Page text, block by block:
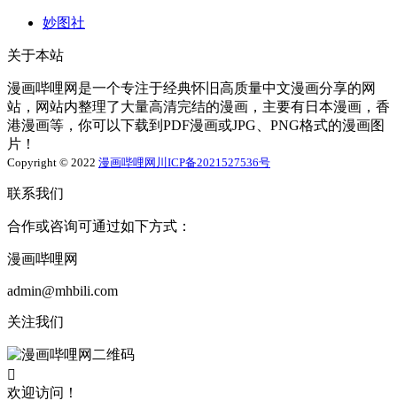
妙图社
关于本站
漫画哔哩网是一个专注于经典怀旧高质量中文漫画分享的网
站，网站内整理了大量高清完结的漫画，主要有日本漫画，香
港漫画等，你可以下载到PDF漫画或JPG、PNG格式的漫画图
片！
Copyright © 2022 漫画哔哩网 川ICP备2021527536号
联系我们
合作或咨询可通过如下方式：
漫画哔哩网
admin@mhbili.com
关注我们

欢迎访问！